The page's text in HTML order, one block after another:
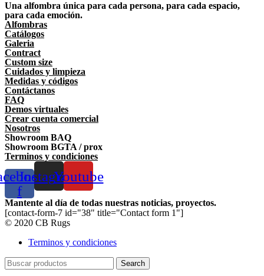
Una alfombra única para cada persona, para cada espacio,
para cada emoción.
Alfombras
Catálogos
Galeria
Contract
Custom size
Cuidados y limpieza
Medidas y códigos
Contáctanos
FAQ
Demos virtuales
Crear cuenta comercial
Nosotros
Showroom BAQ
Showroom BGTA / prox
Terminos y condiciones
f
InstagramYoutube
Mantente al día de todas nuestras noticias, proyectos.
[contact-form-7 id="38" title="Contact form 1"]
© 2020 CB Rugs
Terminos y condiciones
Search